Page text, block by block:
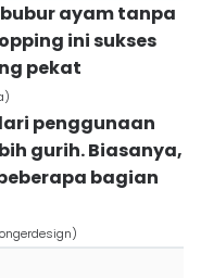
ayam tanpa
ini sukses
pekat
penggunaan
gurih. Biasanya,
bagian